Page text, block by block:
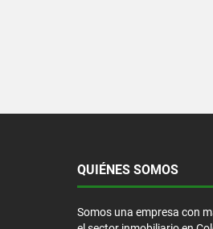
QUIÉNES SOMOS
Somos una empresa con